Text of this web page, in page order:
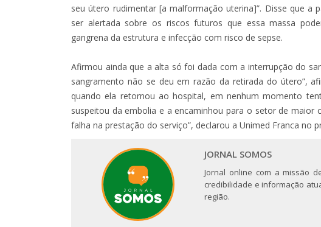
seu útero rudimentar [a malformação uterina]”. Disse que a
ser alertada sobre os riscos futuros que essa massa
gangrena da estrutura e infecção com risco de sepse.
Afirmou ainda que a alta só foi dada com a interrupção do
sangramento não se deu em razão da retirada do útero”,
quando ela retornou ao hospital, em nenhum momento
suspeitou da embolia e a encaminhou para o setor de maior
falha na prestação do serviço”, declarou a Unimed Franca no
JORNAL SOMOS
Jornal online com a missão
credibilidade e informação
região.